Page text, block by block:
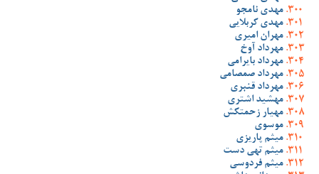
مهدی نامجو
مهدی کربلایی
مهران امیری
مهرداد آوخ
مهرداد بایرامی
مهرداد صمصامی
مهرداد قنبری
مهشید اشتری
مهیار زحمتکش
موسوی
میثم پاریزی
میثم تهی دست
میثم فردوسی